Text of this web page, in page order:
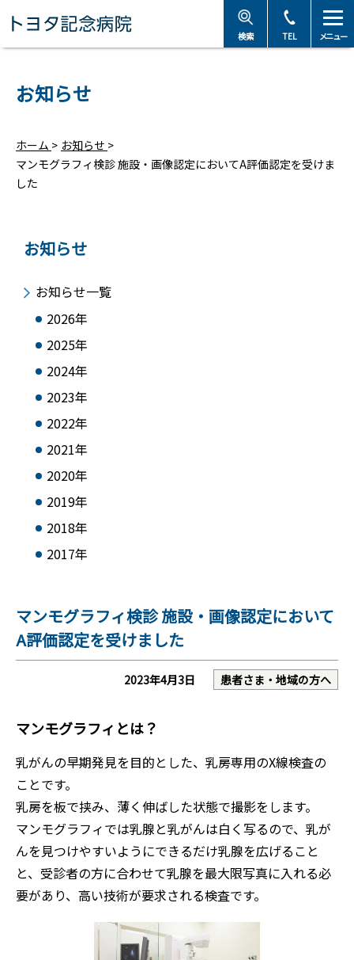
メニュー
TEL
検索
お知らせ
ホーム > お知らせ >
マンモグラフィ検診 施設・画像認定においてA評価認定を受けま
した
お知らせ
お知らせ一覧
2026年
2025年
2024年
2023年
2022年
2021年
2020年
2019年
2018年
2017年
マンモグラフィ検診 施設・画像認定において
A評価認定を受けました
2023年4月3日 患者さま・地域の方へ
マンモグラフィとは？
乳がんの早期発見を目的とした、乳房専用のX線検査の
ことです。
乳房を板で挟み、薄く伸ばした状態で撮影をします。
マンモグラフィでは乳腺と乳がんは白く写るので、乳が
んを見つけやすいようにできるだけ乳腺を広げること
と、受診者の方に合わせて乳腺を最大限写真に入れる必
要があり、高い技術が要求される検査です。